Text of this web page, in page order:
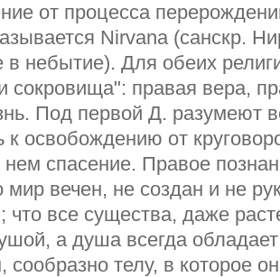
от процесса
Nirvana (санскр.
небытие). Для обеих
сокровища": правая вера,
Под первой Д. разумеют
к освобождению от
спасение. Правое
мир вечен, не создан и не
что все существа, даже
а душа всегда
сообразно телу, в которое